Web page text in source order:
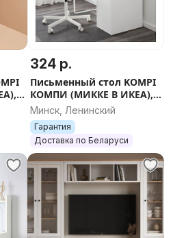
324 р.
Письменный стол KOMPI
КОМПИ (МИККЕ В ИКЕА),
белый, 105x50x75 см
Минск, Ленинский
Гарантия
Доставка по Беларуси